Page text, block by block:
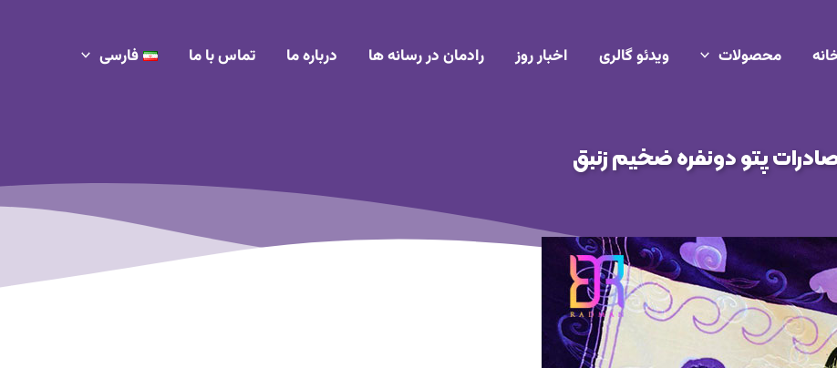
محصولات ویدئو گالری اخبار روز رادمان در رسانه ها درباره ما تماس با ما فارسی
پتو دونفره ضخیم زنبق